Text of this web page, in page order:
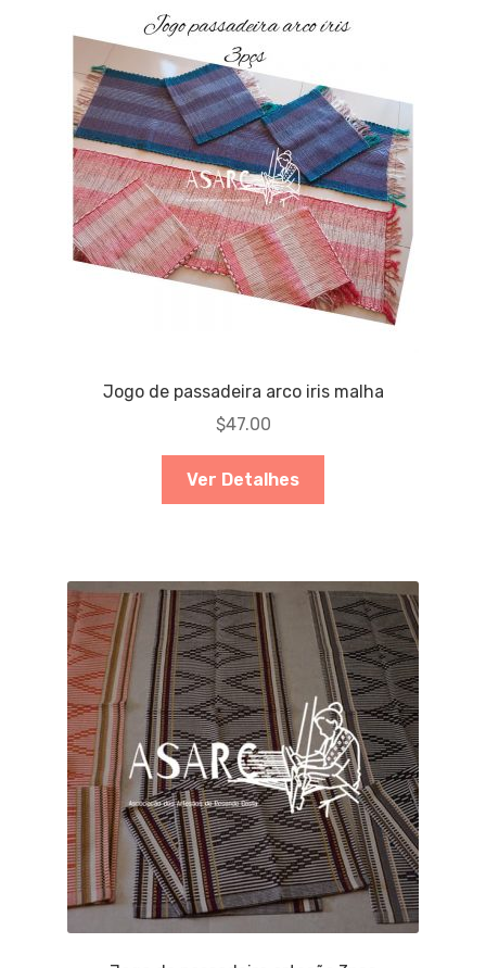
Jogo de passadeira arco iris malha
$47.00
Ver Detalhes